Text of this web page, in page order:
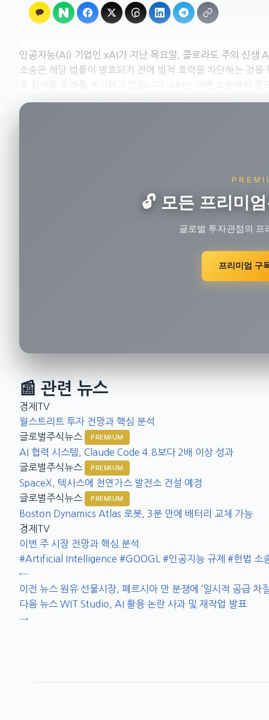
인공지능(AI) 기업인 xAI가 지난 목요일, 콜로라도 주의 신생
소송은 해당 법률이 발효되기 전에 법적 효력을 차단하는 것
를 침해할 우려를 제기하고 있습니다. xAI는 이번 소송에서
🔓 모든 프리미
글로벌 투자관점의 프
프리미엄 구
📰 관련 뉴스
경제TV
월스트리트 투자 전망과 핵심 분석
글로벌주식뉴스
PREMIUM
AI 협력 시스템, Claude Code 4.8보다 2배 이상 성과
글로벌주식뉴스
PREMIUM
SpaceX, 텍사스에 천연가스 발전소 건설 예정
글로벌주식뉴스
PREMIUM
Boston Dynamics Atlas 로봇, 3분 만에 배터리 교체 가능
경제TV
이번 주 시장 전망과 핵심 분석
#Artificial Intelligence #GOOGL #인공지능 규제 #헌법 소
←
이전 뉴스 원유 선물시장, 페르시아 만 분쟁에 ‘일시적 공급 차
다음 뉴스 WIT Studio, AI 활용 논란 사과 및 재작업 발표
→